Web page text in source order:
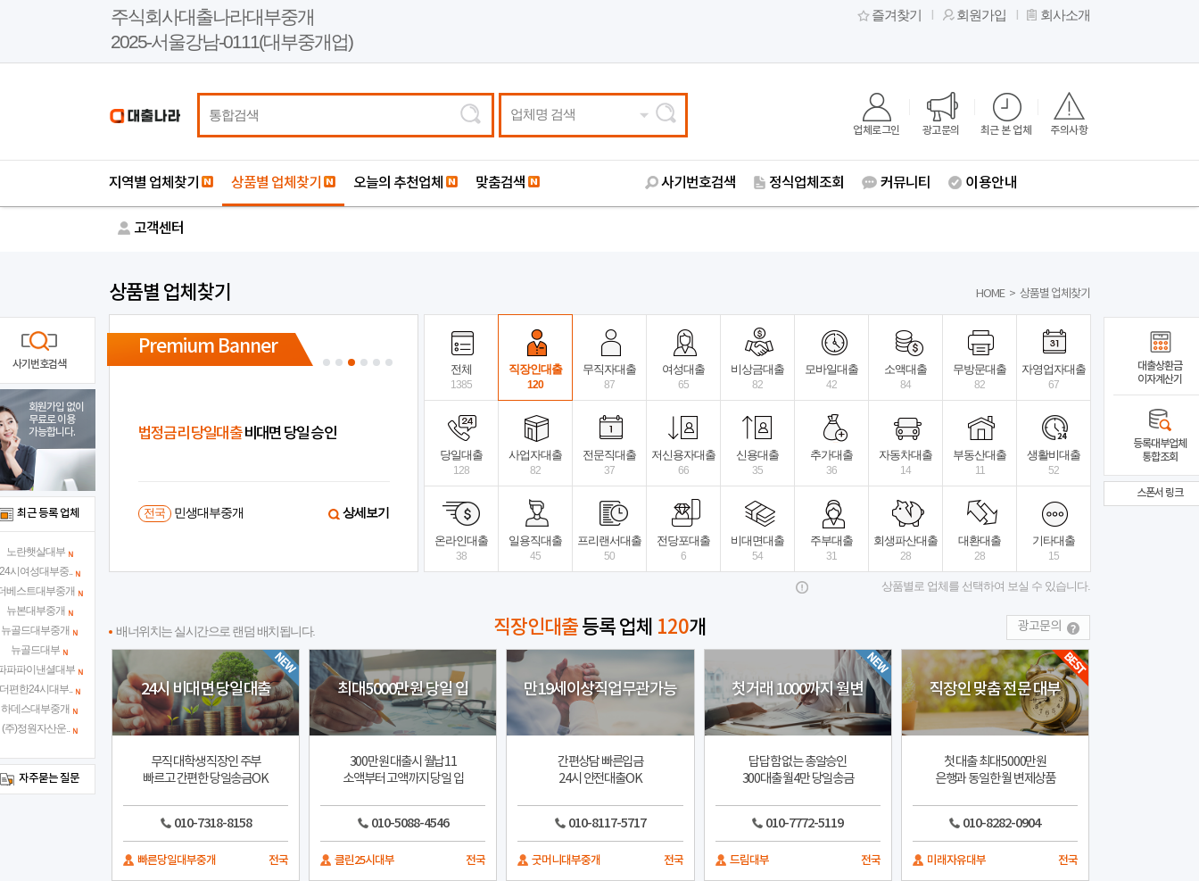
주식회사대출나라대부중개
2025-서울강남-0111(대부중개업)
즐겨찾기 회원가입 회사소개
업체명 검색
업체로그인 광고문의 최근 본 업체 주의사항
지역별 업체찾기 상품별 업체찾기 오늘의 추천업체 맞춤검색 사기번호검색 정식업체조회 커뮤니티 이용안내
고객센터
상품별 업체찾기 HOME > 상품별 업체찾기
Premium Banner
X
상세보기
법정금리 당일대출비대면 당일 승인
전국 민생대부중개 상세보기
당장 급하신분 선이자X수수료X
전국 24시전국당일승.. 상세보기
믿고 연락주세요비대면 빠른진행
전국 뉴스타트대부중개 상세보기
비대면 당일대출법정금
전국
전체
1385
직장인대출
120
무직자대출
87
여성대출
65
비상금대출
82
모바일대출
42
소액대출
84
무방문대출
82
자영업자대출
67
당일대출
128
사업자대출
82
전문직대출
37
저신용자대출
66
신용대출
35
추가대출
36
자동차대출
14
부동산대출
11
생활비대출
52
온라인대출
38
일용직대출
45
프리랜서대출
50
전당포대출
6
비대면대출
54
주부대출
31
회생파산대출
28
대환대출
28
기타대출
15
상품별로 업체를 선택하여 보실 수 있습니다.
사기번호검색
회원가입 없이
무료로 이용
가능합니다.
최근 등록 업체
노란햇살대부
시여성대부중..
베스트대부중개
뉴본대부중개
뉴골드대부중개
뉴골드대부
파파이낸셜대부
편한24시대부..
하데스대부중개
(주)정원자산운..
자주묻는 질문
대출상환금
이자계산기
등록대부업체
통합조회
스폰서 링크
직장인대출등록 업체 120개
배너위치는 실시간으로 랜덤 배치됩니다. 광고문의
24시 비대면 당일대출
무직 대학생 직장인 주부
빠르고 간편한 당일송금OK
010-7318-8158
빠른당일대부중개 전국
최대5000만원 당일 입
300만원 대출시 월납11
소액부터 고액까지 당일 입
010-5088-4546
클린25시대부 전국
만19세이상직업무관가능
간편상담 빠른입금
24시 안전대출OK
010-8117-5717
굿머니대부중개 전국
첫거래 1000까지 월변
답답함 없는 총알승인
300대출 월4만 당일송금
010-7772-5119
드림대부 전국
직장인 맞춤 전문 대부
첫 대출 최대 5000만원
은행과 동일한 월 변제상품
010-8282-0904
미래자유대부 전국